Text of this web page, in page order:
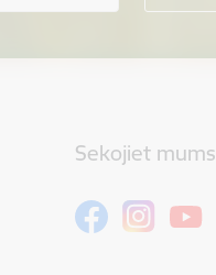
Sekojiet mums